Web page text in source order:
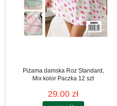
Piżama damska Roz Standard,
Mix kolor Paczka 12 szt
29.00 zł